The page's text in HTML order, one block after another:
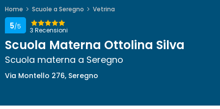
Home Scuole a Seregno Vetrina
3 Recensioni
5/5
Scuola Materna Ottolina Silva
Scuola materna a Seregno
Via Montello 276, Seregno